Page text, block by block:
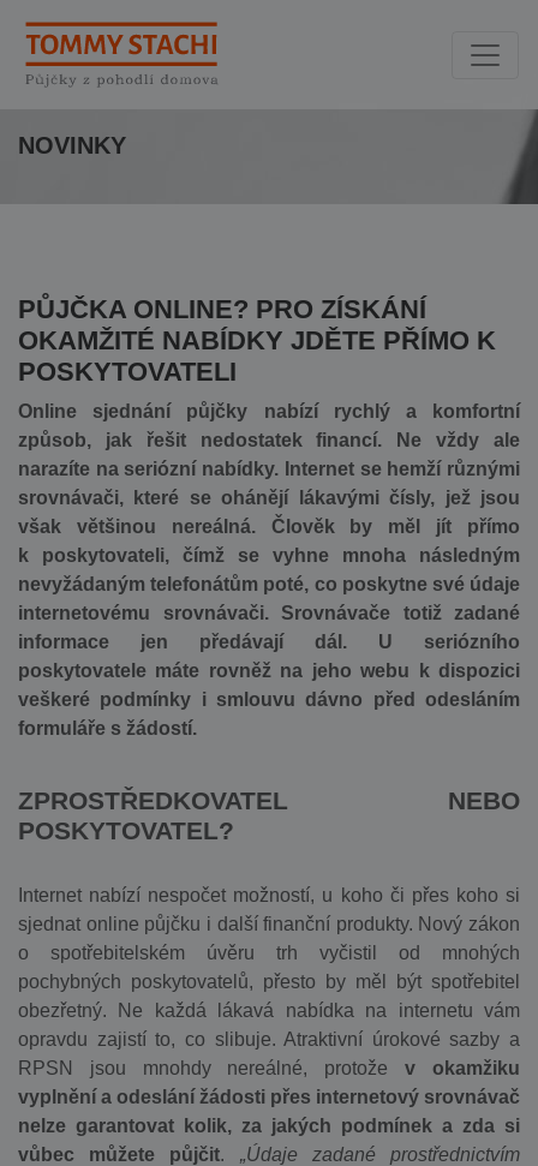
NOVINKY
PŮJČKA ONLINE? PRO ZÍSKÁNÍ
OKAMŽITÉ NABÍDKY JDĚTE PŘÍMO K
POSKYTOVATELI
Online sjednání půjčky nabízí rychlý a komfortní
způsob, jak řešit nedostatek financí. Ne vždy ale
narazíte na seriózní nabídky. Internet se hemží různými
srovnávači, které se ohánějí lákavými čísly, jež jsou
však většinou nereálná. Člověk by měl jít přímo
k poskytovateli, čímž se vyhne mnoha následným
nevyžádaným telefonátům poté, co poskytne své údaje
internetovému srovnávači. Srovnávače totiž zadané
informace jen předávají dál. U seriózního
poskytovatele máte rovněž na jeho webu k dispozici
veškeré podmínky i smlouvu dávno před odesláním
formuláře s žádostí.
ZPROSTŘEDKOVATEL NEBO
POSKYTOVATEL?
Internet nabízí nespočet možností, u koho či přes koho si
sjednat online půjčku i další finanční produkty. Nový zákon
o spotřebitelském úvěru trh vyčistil od mnohých
pochybných poskytovatelů, přesto by měl být spotřebitel
obezřetný. Ne každá lákavá nabídka na internetu vám
opravdu zajistí to, co slibuje. Atraktivní úrokové sazby a
RPSN jsou mnohdy nereálné, protožev okamžiku
vyplnění a odeslání žádosti přes internetový srovnávač
nelze garantovat kolik, za jakých podmínek a zda si
vůbec můžete půjčit. „Údaje zadané prostřednictvím